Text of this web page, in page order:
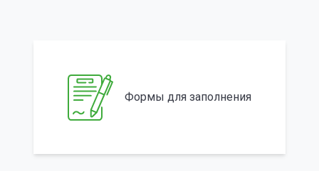
Формы для заполнения